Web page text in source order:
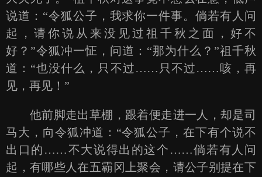
说道：“令狐公子，我求你一件事。倘若有人问
起，请你说从来没见过祖千秋之面，好不
好？”令狐冲一怔，问道：“那为什么？”祖千秋
道：“也没什么，只不过……只不过……咳，再
见，再见！”
他前脚走出草棚，跟着便走进一人，却是司
马大，向令狐冲道：“令狐公子，在下有个说不
出口的……不大说得出的这个……倘若有人问
起，有哪些人在五霸冈上聚会，请公子别提在下